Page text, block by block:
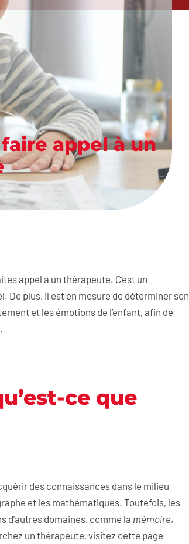
appel à un
appel à un thérapeute. C’est un
De plus, il est en mesure de déterminer son
et les émotions de l’enfant, afin de
ce que
des connaissances dans le milieu
et les mathématiques. Toutefois, les
d’autres domaines, comme la mémoire,
un thérapeute, visitez cette page